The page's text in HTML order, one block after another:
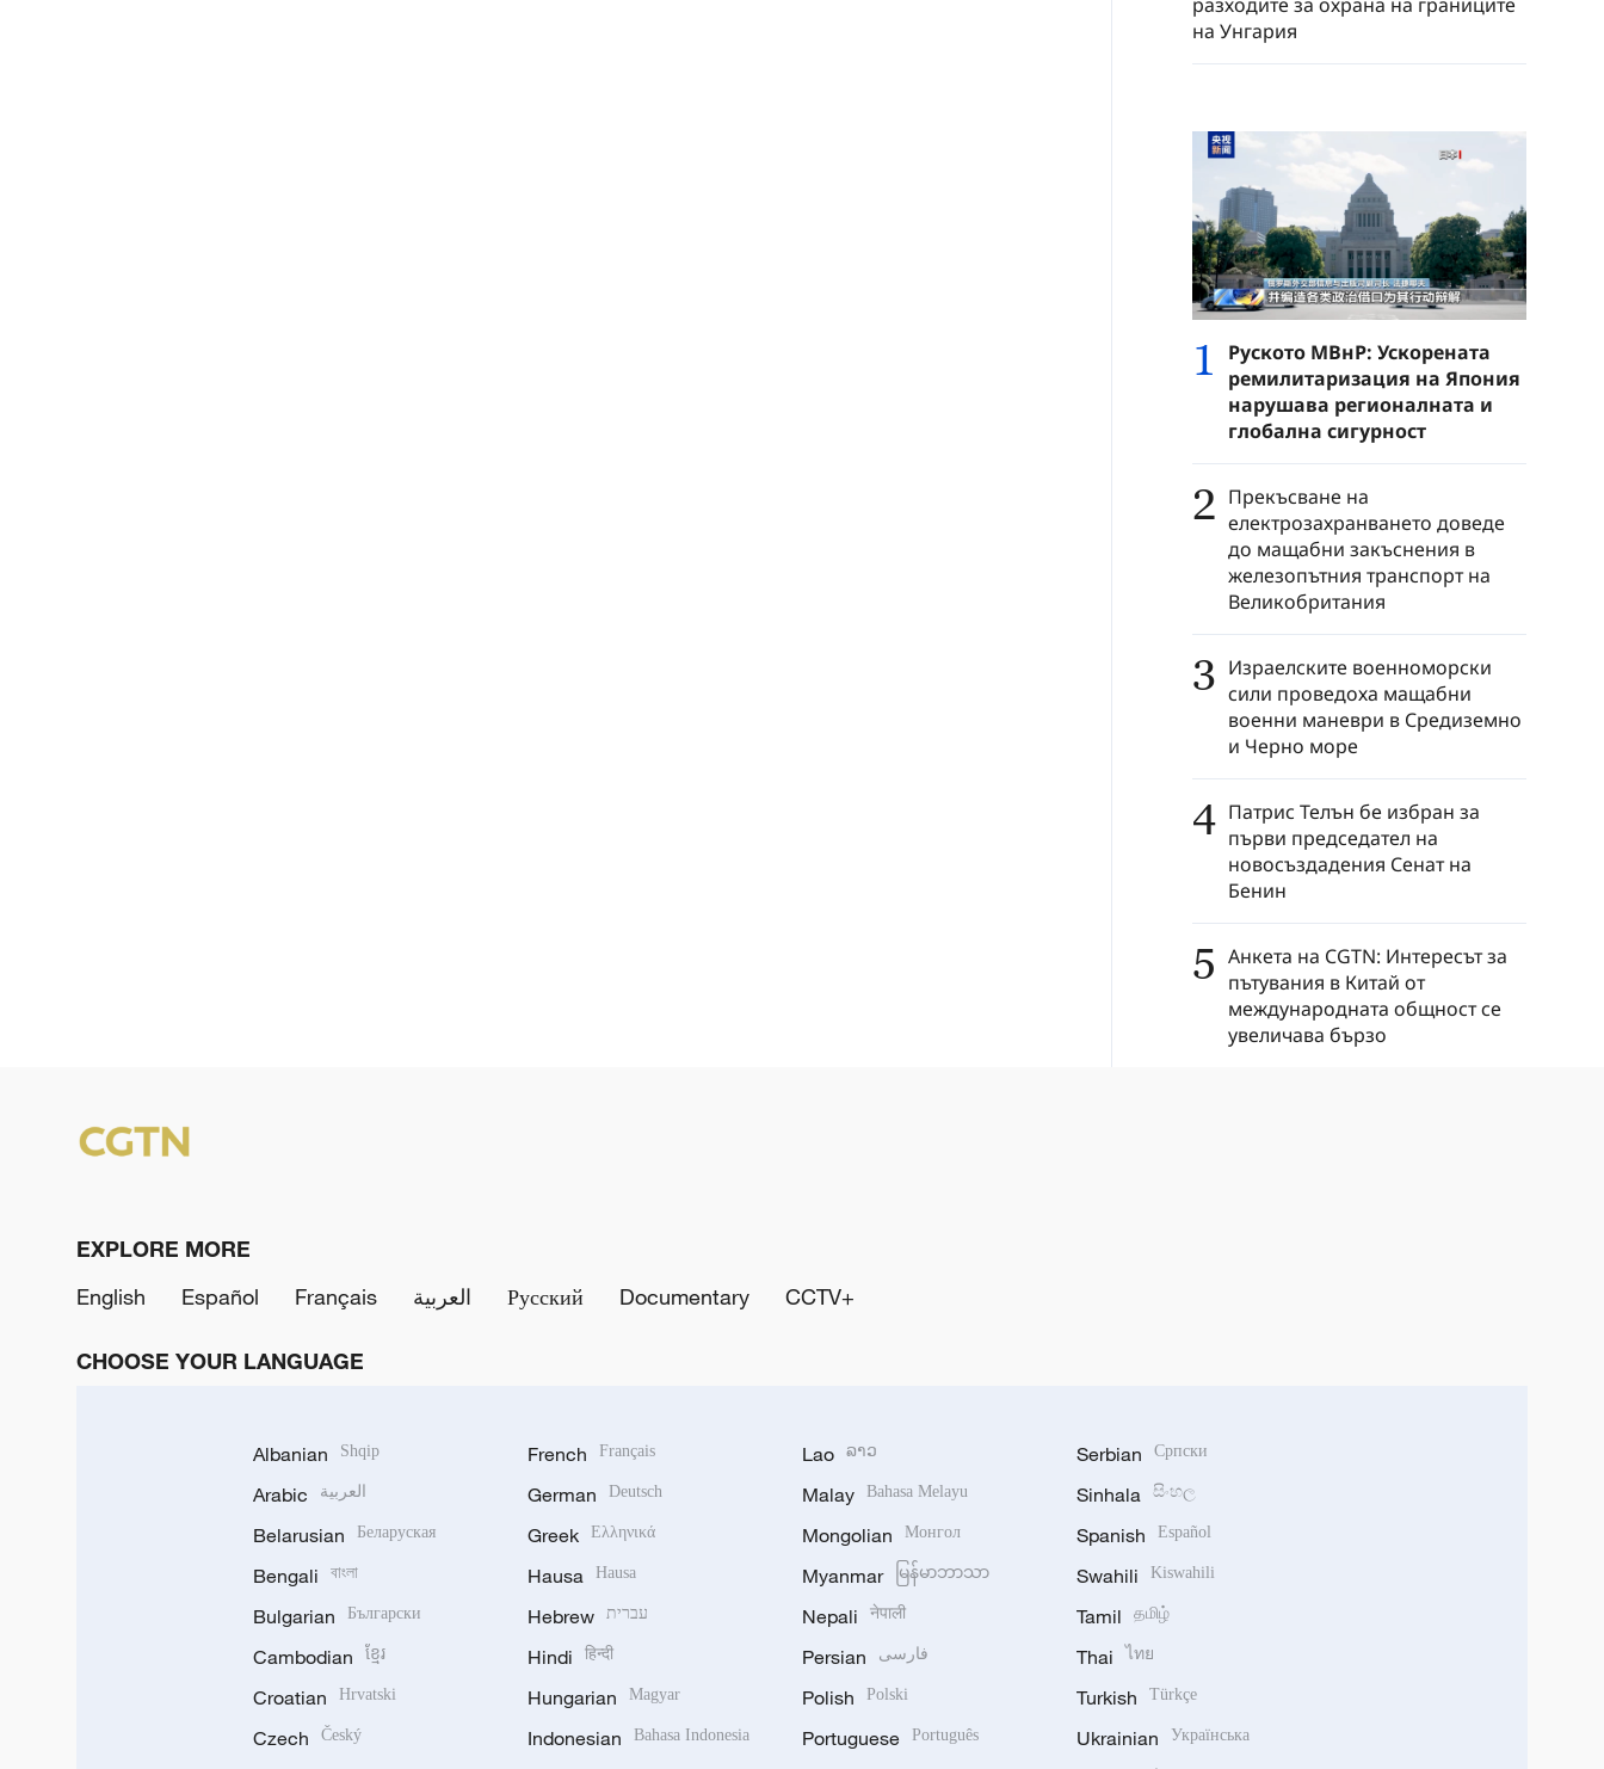
на Унгария
1
Руското МВнР: Ускорената
ремилитаризация на Япония
нарушава регионалната и
глобална сигурност
2 Прекъсване на
електрозахранването доведе
до мащабни закъснения в
железопътния транспорт на
Великобритания
3 Израелските военноморски
сили проведоха мащабни
военни маневри в Средиземно
и Черно море
4 Патрис Телън бе избран за
първи председател на
новосъздадения Сенат на
Бенин
5 Анкета на CGTN: Интересът за
пътувания в Китай от
международната общност се
увеличава бързо
EXPLORE MORE
English
Español Français العربية Русский Documentary CCTV+
CHOOSE YOUR LANGUAGE
Albanian Shqip
Arabic العربية
Belarusian Беларуская
Bengali বাংলা
Bulgarian Български
Cambodian ខ្មែរ
Croatian Hrvatski
Czech Český
French Français
German Deutsch
Greek Ελληνικά
Hausa Hausa
Hebrew עברית
Hindi हिन्दी
Hungarian Magyar
Indonesian Bahasa Indonesia
Lao ລາວ
Malay Bahasa Melayu
Mongolian Монгол
Myanmar မြန်မာဘာသာ
Nepali नेपाली
Persian فارسی
Polish Polski
Portuguese Português
Serbian Српски
Sinhala සිංහල
Spanish Español
Swahili Kiswahili
Tamil தமிழ்
Thai ไทย
Turkish Türkçe
Ukrainian Українська